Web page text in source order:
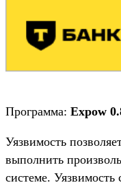
Программа: Expow
Уязвимость
выполнить
системе. Уязвимость